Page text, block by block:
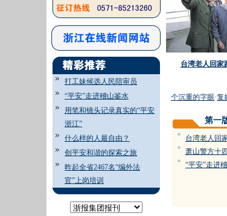
打工妹候选人民陪审员
“平安”走进稽山鉴水
用笔和镜头记录真实的“平安
浙江”
什么样的人最自由？
创平安和谐的探索之旅
昨起全省2467名“编外法
官”上岗培训
台湾老人回家
维权，一个沉重的字眼·复婚
第一
= 台湾老人回
= 萧山警方十
= “平安”走进